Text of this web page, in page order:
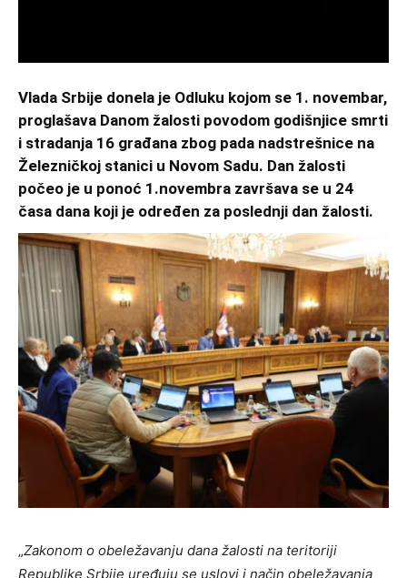
Vlada Srbije donela je Odluku kojom se 1. novembar,
proglašava Danom žalosti povodom godišnjice smrti
i stradanja 16 građana zbog pada nadstrešnice na
Železničkoj stanici u Novom Sadu. Dan žalosti
počeo je u ponoć 1.novembra završava se u 24
časa dana koji je određen za poslednji dan žalosti.
„Zakonom o obeležavanju dana žalosti na teritoriji
Republike Srbije uređuju se uslovi i način obeležavanja